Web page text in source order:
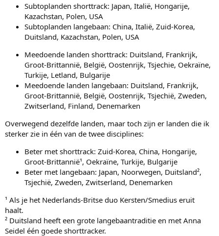
Subtoplanden shorttrack: Japan, Italië, Hongarije,
Kazachstan, Polen, USA
Subtoplanden langebaan: China, Italië, Zuid-Korea,
Duitsland, Kazachstan, Polen, USA
Meedoende landen shorttrack: Duitsland, Frankrijk,
Groot-Brittannië, België, Oostenrijk, Tsjechie, Oekraïne,
Turkije, Letland, Bulgarije
Meedoende landen langebaan: Duitsland, Frankrijk,
Groot-Brittannië, België, Oostenrijk, Tsjechië, Zweden,
Zwitserland, Finland, Denemarken
Overwegend dezelfde landen, maar toch zijn er landen die ik
sterker zie in één van de twee disciplines:
Beter met shorttrack: Zuid-Korea, China, Hongarije,
Groot-Brittannië¹, Oekraïne, Turkije, Bulgarije
Beter met langebaan: Japan, Noorwegen, Duitsland²,
Tsjechië, Zweden, Zwitserland, Denemarken
¹ Als je het Nederlands-Britse duo Kersten/Smedius eruit
haalt.
² Duitsland heeft een grote langebaantraditie en met Anna
Seidel één goede shorttracker.